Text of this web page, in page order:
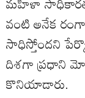
వంటి అనేక
సాధిస్తోందని
దిశగా ప్రధాని
కొనియాడారు.